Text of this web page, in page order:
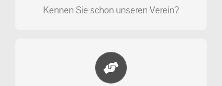
Kennen Sie schon unseren Verein?
Jetzt Mitglied werden